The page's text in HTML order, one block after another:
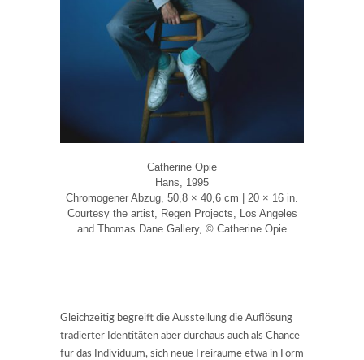
Catherine Opie
Hans, 1995
Chromogener Abzug, 50,8 × 40,6 cm | 20 × 16 in.
Courtesy the artist, Regen Projects, Los Angeles
and Thomas Dane Gallery, © Catherine Opie
Gleichzeitig begreift die Ausstellung die Auflösung
tradierter Identitäten aber durchaus auch als Chance
für das Individuum, sich neue Freiräume etwa in Form